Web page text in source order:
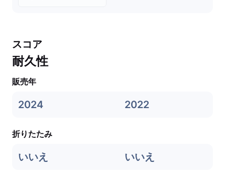
スコア
耐久性
販売年
2024 2022
折りたたみ
いいえ いいえ